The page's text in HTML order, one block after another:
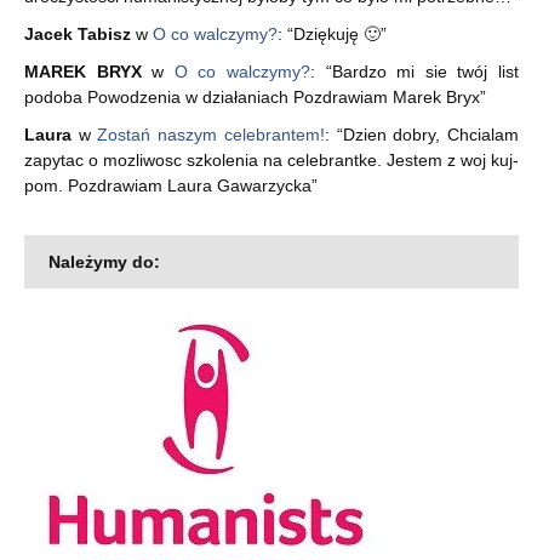
Jacek Tabisz w O co walczymy?: “Dziękuję 🙂”
MAREK BRYXw O co walczymy?: “Bardzo mi sie twój list
podoba Powodzenia w działaniach Pozdrawiam Marek Bryx”
Laura wZostań naszym celebrantem!: “Dzien dobry, Chcialam
zapytac o mozliwosc szkolenia na celebrantke. Jestem z woj kuj-
pom. Pozdrawiam Laura Gawarzycka”
Należymy do: